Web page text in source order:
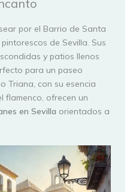
por el Barrio de Santa
de Sevilla. Sus
y patios llenos
para un paseo
Triana, con su esencia
flamenco, ofrecen un
en Sevilla orientados a